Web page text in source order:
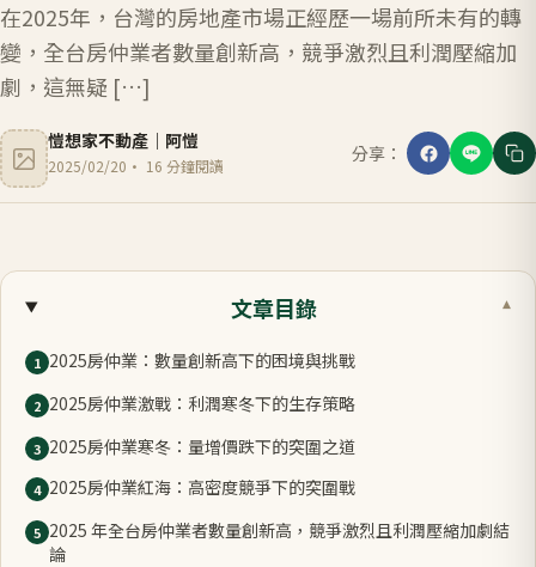
在2025年，台灣的房地產市場正經歷一場前所未有的轉
變，全台房仲業者數量創新高，競爭激烈且利潤壓縮加
劇，這無疑 […]
愷想家不動產 ｜ 阿愷
2025/02/20 · 16 分鐘閱讀
分享：
文章目錄 ▾
1 2025房仲業：數量創新高下的困境與挑戰
2 2025房仲業激戰：利潤寒冬下的生存策略
3 2025房仲業寒冬：量增價跌下的突圍之道
4 2025房仲業紅海：高密度競爭下的突圍戰
5 2025 年全台房仲業者數量創新高，競爭激烈且利潤壓縮加劇結
論